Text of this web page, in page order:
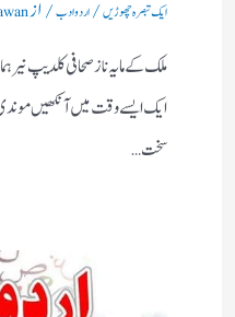
ایک تبصرہ چھوڑیں اردو ادب
ملک کے مایہ ناز صحافی کلدیپ
ایک ایسے وقت میں آنکھیں
سخت…